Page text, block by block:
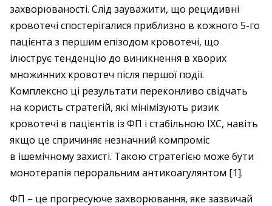
захворюваності. Слід зауважити, що рецидивні
кровотечі спостерігалися приблизно в кожного 5-го
пацієнта з першим епізодом кровотечі, що
ілюструє тенденцію до виникнення в хворих
множинних кровотеч після першої події.
Комплексно ці результати переконливо свідчать
на користь стратегій, які мінімізують ризик
кровотечі в пацієнтів із ФП і стабільною ІХС, навіть
якщо це спричиняє незначний компроміс
в ішемічному захисті. Такою стратегією може бути
монотерапія пер­оральним антикоагулянтом [1].
ФП – це прогресуюче захворювання, яке зазвичай